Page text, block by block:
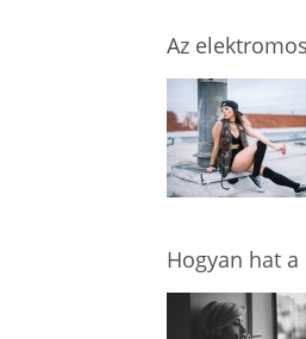
Az
Hogyan hat